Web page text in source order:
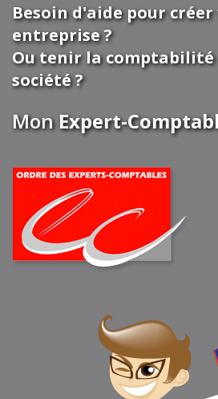
Besoin d'aide pour
entreprise ?
Ou tenir la comptabilité
société ?
MonExpert-